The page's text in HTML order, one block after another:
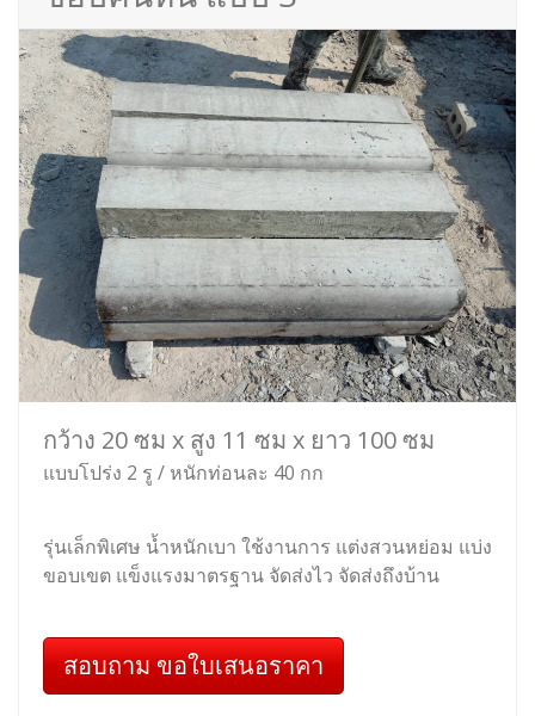
กว้าง 20 ซม x สูง 11 ซม x ยาว 100 ซม
แบบโปร่ง 2 รู / หนักท่อนละ 40 กก
รุ่นเล็กพิเศษ น้ำหนักเบา ใช้งานการ แต่งสวนหย่อม แบ่ง
ขอบเขต แข็งแรงมาตรฐาน จัดส่งไว จัดส่งถึงบ้าน
สอบถาม ขอใบเสนอราคา